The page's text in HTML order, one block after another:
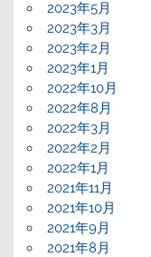
2023年5月
2023年3月
2023年2月
2023年1月
2022年10月
2022年8月
2022年3月
2022年2月
2022年1月
2021年11月
2021年10月
2021年9月
2021年8月